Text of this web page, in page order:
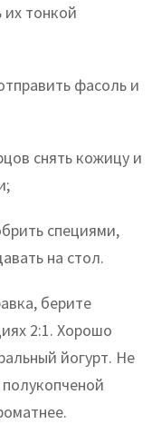
их тонкой
фасоль и
снять кожицу и
специями,
на стол.
берите
2:1. Хорошо
йогурт. Не